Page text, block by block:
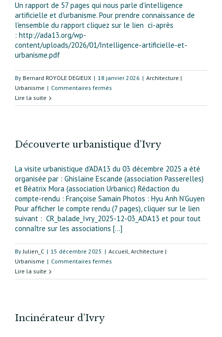
Un rapport de 57 pages qui nous parle d'intelligence
artificielle et d'urbanisme. Pour prendre connaissance de
l'ensemble du rapport cliquez sur le lien ci-après
: http://ada13.org/wp-
content/uploads/2026/01/Intelligence-artificielle-et-
urbanisme.pdf
By Bernard ROYOLE DEGIEUX | 18 janvier 2026 | Architecture |
Urbanisme | Commentaires fermés
et
Lire la suite
Découverte urbanistique d’Ivry
La visite urbanistique d'ADA13 du 03 décembre 2025 a été
organisée par : Ghislaine Escande (association Passerelles)
et Béatrix Mora (association Urbanicc) Rédaction du
compte-rendu : Françoise Samain Photos : Hyu Anh N’Guyen
Pour afficher le compte rendu (7 pages), cliquer sur le lien
suivant : CR_balade_Ivry_2025-12-03_ADA13 et pour tout
connaître sur les associations [...]
ByJulien_C | 15 décembre 2025 | Accueil, Architecture |
Urbanisme | Commentaires fermés
urbanistique
Lire la suite
Incinérateur d’Ivry